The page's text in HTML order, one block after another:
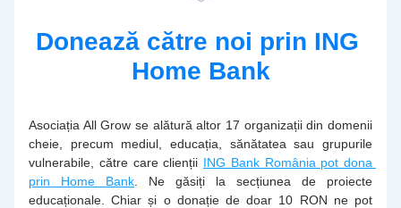
Donează către noi prin ING
Home Bank
Asociația All Grow se alătură altor 17 organizații din domenii
cheie, precum mediul, educația, sănătatea sau grupurile
vulnerabile, către care clienții ING Bank România pot dona
prin Home Bank . Ne găsiți la secțiunea de proiecte
educaționale. Chiar și o donație de doar 10 RON ne pot